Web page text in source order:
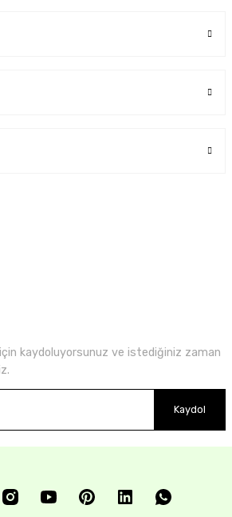
için kaydoluyorsunuz ve istediğiniz zaman
Kaydol